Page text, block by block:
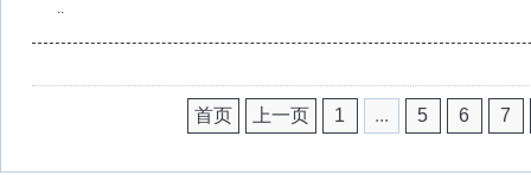
..
首页 上一页 1 ... 5 6 7